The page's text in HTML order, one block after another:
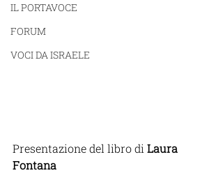
IL PORTAVOCE
FORUM
VOCI DA ISRAELE
Presentazione del libro di Laura
Fontana